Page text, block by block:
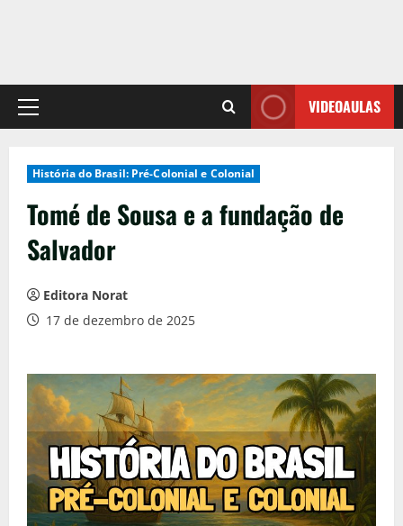
Primary
VIDEOAULAS
História do Brasil: Pré-Colonial e Colonial
Tomé de Sousa e a fundação de
Salvador
Editora Norat
17 de dezembro de 2025